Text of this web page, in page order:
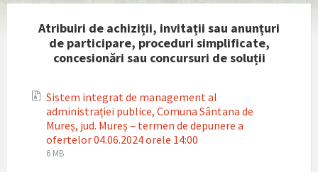
Atribuiri de achiziții, invitații sau anunțuri
de participare, proceduri simplificate,
concesionări sau concursuri de soluții
Sistem integrat de management al
administrației publice, Comuna Sântana de
Mureș, jud. Mureș – termen de depunere a
ofertelor 04.06.2024 orele 14:00
File
File
6 MB